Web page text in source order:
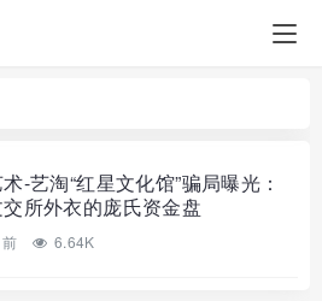
-艺淘“红星文化馆”骗局曝光：
所外衣的庞氏资金盘
6.64K